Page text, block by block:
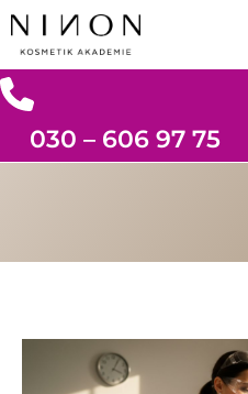
030 – 606 97 75